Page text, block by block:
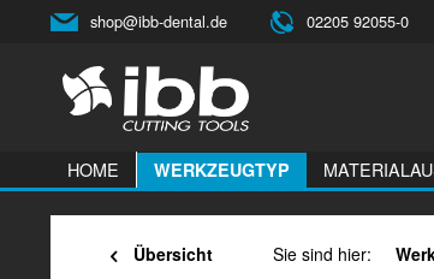
shop@ibb-dental.de 02205 92055-0
HOME WERKZEUGTYP
Übersicht Sie sind hier: